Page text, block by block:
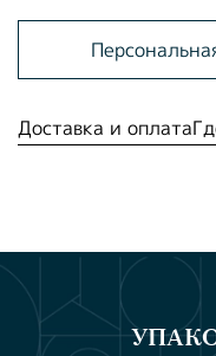
Доставка и оплата